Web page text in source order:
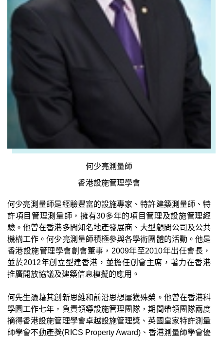
何少亮測量師
香港設施管理學會
何少亮測量師是經驗豐富的設施專家、特許建築測量師、特
許項目管理測量師，擁有30多年的項目管理及設施管理經
驗。他曾在香港多間知名地產發展商、大型顧問公司及公共
機構工作。何少亮測量師積極參與各學術團體的活動。他是
香港設施管理學會創會董事，2009年至2010年出任會長，
並於2012年創立型建香港，並擔任創會主席，著力在香港
推廣開放協議及建築信息模擬的應用。
何先生憑藉其創新思維和前沿思想屢獲殊榮。他曾在香港科
學園工作七年，負責領導設施管理團隊，期間帶領團隊兩度
摘得香港設施管理學會卓越設施管理獎、英國皇家特許測量
師學會不動產獎(RICS Property Award)、香港測量師學會優